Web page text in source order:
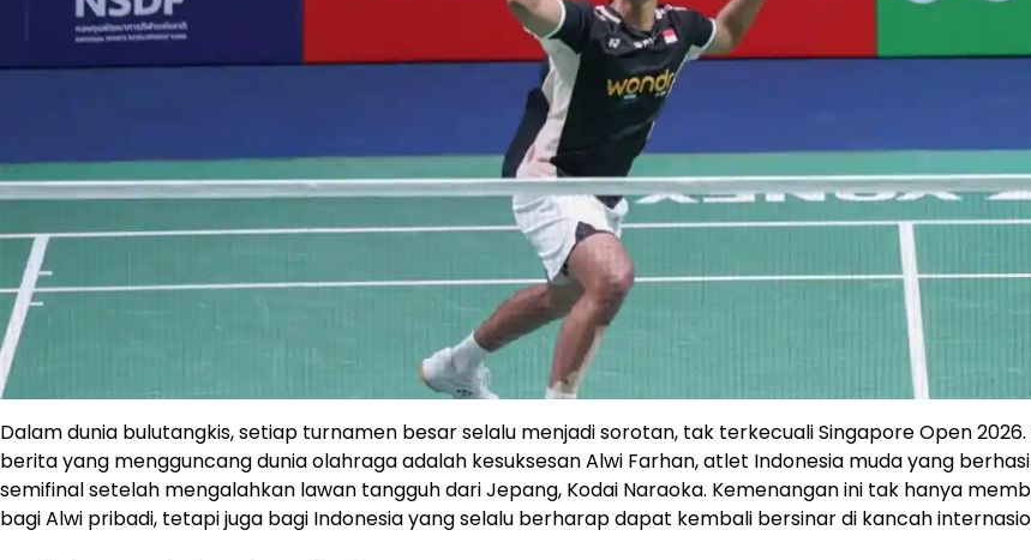
Dalam dunia bulutangkis, setiap turnamen besar selalu menjadi sorotan, tak terkecuali Singapore Open 2026.
berita yang mengguncang dunia olahraga adalah kesuksesan Alwi Farhan, atlet Indonesia muda yang
semifinal setelah mengalahkan lawan tangguh dari Jepang, Kodai Naraoka. Kemenangan ini tak hanya
bagi Alwi pribadi, tetapi juga bagi Indonesia yang selalu berharap dapat kembali bersinar di kancah